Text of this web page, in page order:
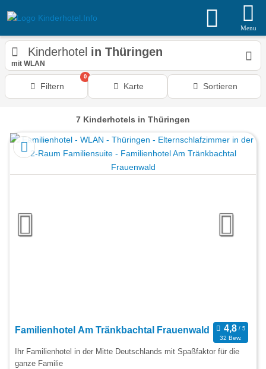
Menu
Kinderhotel in Thüringen
mit WLAN
Filtern
0
Karte Sortieren
7 Kinderhotels in Thüringen
Familienhotel Am Tränkbachtal Frauenwald
32 Bew.
Ihr Familienhotel in der Mitte Deutschlands mit Spaßfaktor für die
ganze Familie